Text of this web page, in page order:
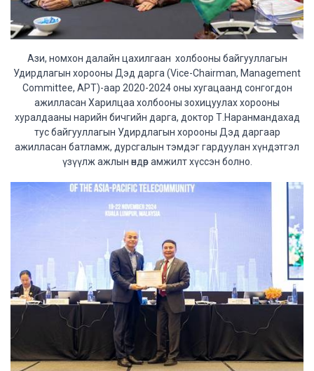
Ази, номхон далайн цахилгаан холбооны байгууллагын
Удирдлагын хорооны Дэд дарга (Vice-Chairman, Management
Committee, APT)-аар 2020-2024 оны хугацаанд сонгогдон
ажилласан Харилцаа холбооны зохицуулах хорооны
хуралдааны нарийн бичгийн дарга, доктор Т.Наранмандахад
тус байгууллагын Удирдлагын хорооны Дэд даргаар
ажилласан батламж, дурсгалын тэмдэг гардуулан хүндэтгэл
үзүүлж ажлын өндөр амжилт хүссэн болно.